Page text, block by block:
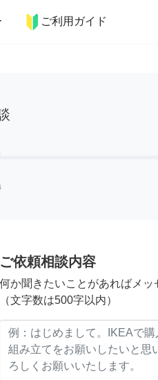
ご利用ガイド
ペット 料理
ご依頼相談内容
何か聞きたいことがあればメ
（文字数は500字以内）